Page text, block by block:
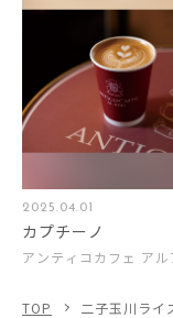
2025.04.01
カプチーノ
アンティコカフェ アル
TOP 二子玉川ライ